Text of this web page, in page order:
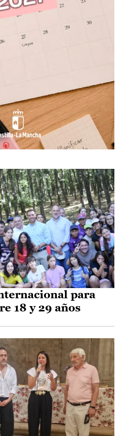
para
18 y 29 años